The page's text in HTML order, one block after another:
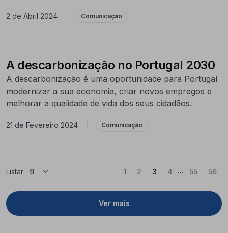
2 de Abril 2024 Comunicação
A descarbonização no Portugal 2030
A descarbonização é uma oportunidade para Portugal
modernizar a sua economia, criar novos empregos e
melhorar a qualidade de vida dos seus cidadãos.
21 de Fevereiro 2024 Comunicação
Listar
Ver mais
1 2 3 (Atual)
4 ... 55 56